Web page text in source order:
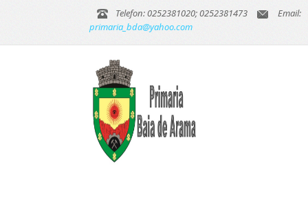
Telefon: 0252381020; 0252381473
Email:
primaria_bda@yahoo.com